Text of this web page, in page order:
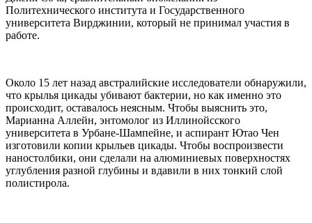
Политехнического института и Государственного
университета Вирджинии, который не принимал участия в
работе.
Около 15 лет назад австралийские исследователи обнаружили,
что крылья цикады убивают бактерии, но как именно это
происходит, оставалось неясным. Чтобы выяснить это,
Марианна Аллейн, энтомолог из Иллинойсского
университета в Урбане-Шампейне, и аспирант Ютао Чен
изготовили копии крыльев цикады. Чтобы воспроизвести
наностолбики, они сделали на алюминиевых поверхностях
углубления разной глубины и вдавили в них тонкий слой
полистирола.